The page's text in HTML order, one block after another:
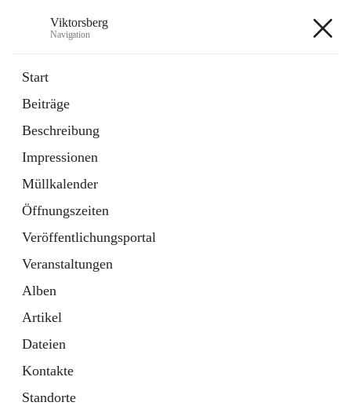
Viktorsberg
Navigation
Start
Beiträge
Beschreibung
Impressionen
Müllkalender
Öffnungszeiten
Veröffentlichungsportal
Veranstaltungen
Alben
Artikel
Dateien
Kontakte
Standorte
1 Schnellzugriff
Bürgerservice
10 Schnellzugriffe